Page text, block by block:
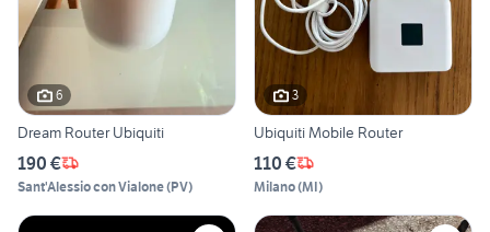
6
Dream Router Ubiquiti
190 €
Sant'Alessio con Vialone(PV)
3
Ubiquiti Mobile Router
110 €
Milano(MI)